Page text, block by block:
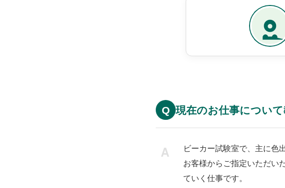
Q 現在のお仕事について
ビーカー試験室で、主に色
お客様からご指定いただい
ていく仕事です。